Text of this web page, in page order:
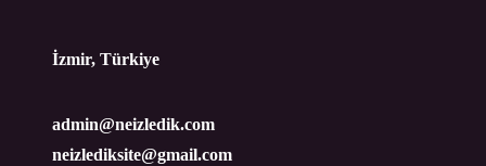
İzmir, Türkiye
admin@neizledik.com
neizlediksite@gmail.com